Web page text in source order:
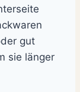
gut
sie länger